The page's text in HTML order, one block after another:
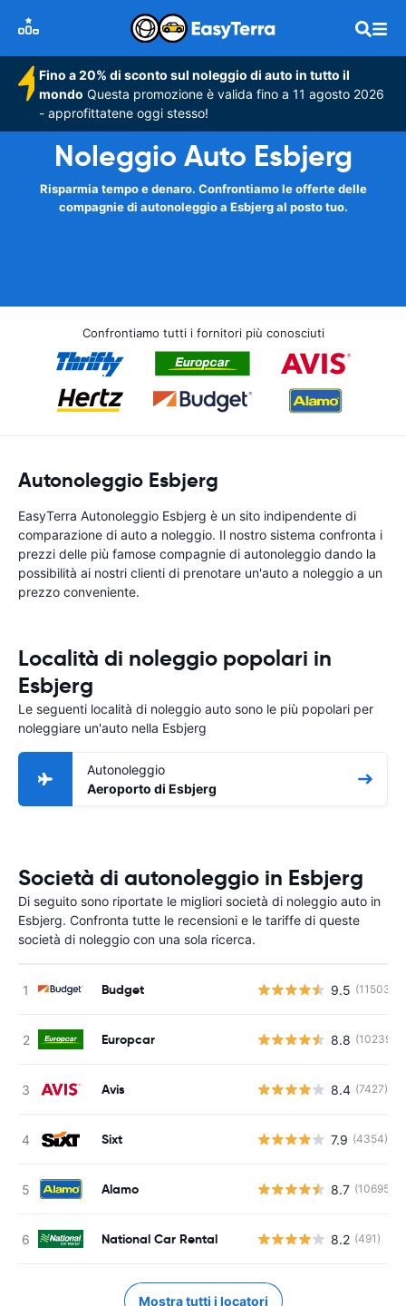
Fino a 20% di sconto sul noleggio di auto in tutto il
mondo Questa promozione è valida fino a 11 agosto 2026
- approfittatene oggi stesso!
Noleggio Auto Esbjerg
Risparmia tempo e denaro. Confrontiamo le offerte delle
compagnie di autonoleggio a Esbjerg al posto tuo.
Confrontiamo tutti i fornitori più conosciuti
Autonoleggio Esbjerg
EasyTerra Autonoleggio Esbjerg è un sito indipendente di
comparazione di auto a noleggio. Il nostro sistema confronta i
prezzi delle più famose compagnie di autonoleggio dando la
possibilità ai nostri clienti di prenotare un'auto a noleggio a un
prezzo conveniente.
Località di noleggio popolari in
Esbjerg
Le seguenti località di noleggio auto sono le più popolari per
noleggiare un'auto nella Esbjerg
Autonoleggio
Aeroporto di Esbjerg
Società di autonoleggio in Esbjerg
Di seguito sono riportate le migliori società di noleggio auto in
Esbjerg. Confronta tutte le recensioni e le tariffe di queste
società di noleggio con una sola ricerca.
Budget 9.5 (11503)
Europcar 8.8 (10239)
Avis 8.4 (7427)
Sixt 7.9 (4354)
Alamo 8.7 (10695)
National Car Rental 8.2 (491)
Mostra tutti i locatori